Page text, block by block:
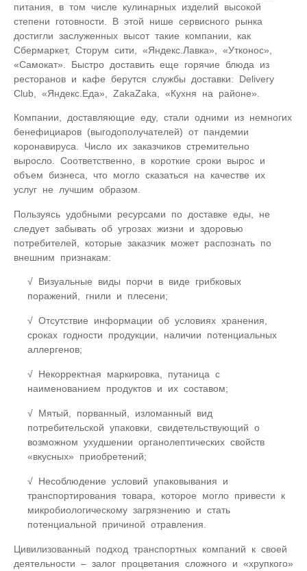
питания, в том числе кулинарных изделий высокой
степени готовности. В этой нише сервисного рынка
достигли заслуженных высот такие компании, как
Сбермаркет, Сторум сити, «Яндекс.Лавка», «Утконос»,
«Самокат». Быстро доставить еще горячие блюда из
ресторанов и кафе берутся службы доставки: Delivery
Club, «Яндекс.Еда», ZakaZaka, «Кухня на районе».
Компании, доставляющие еду, стали одними из немногих
бенефициаров (выгодополучателей) от пандемии
коронавируса. Число их заказчиков стремительно
выросло. Соответственно, в короткие сроки вырос и
объем бизнеса, что могло сказаться на качестве их
услуг не лучшим образом.
Пользуясь удобными ресурсами по доставке еды, не
следует забывать об угрозах жизни и здоровью
потребителей, которые заказчик может распознать по
внешним признакам:
Визуальные виды порчи в виде грибковых
поражений, гнили и плесени;
Отсутствие информации об условиях хранения,
сроках годности продукции, наличии потенциальных
аллергенов;
Некорректная маркировка, путаница с
наименованием продуктов и их составом;
Мятый, порванный, изломанный вид
потребительской упаковки, свидетельствующий о
возможном ухудшении органолептических свойств
«вкусных» приобретений;
Несоблюдение условий упаковывания и
транспортирования товара, которое могло привести к
микробиологическому загрязнению и стать
потенциальной причиной отравления.
Цивилизованный подход транспортных компаний к своей
деятельности – залог процветания сложного и «хрупкого»